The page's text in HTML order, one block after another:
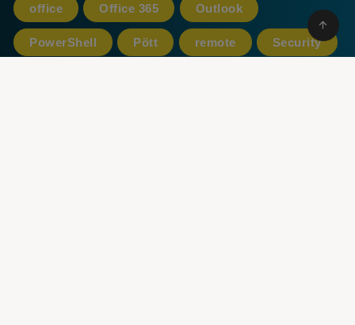
office Office 365 Outlook
PowerShell Pött remote Security